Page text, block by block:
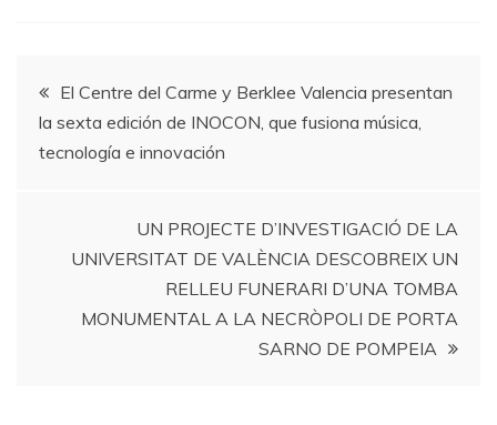
Navegación
de
El Centre del Carme y Berklee Valencia presentan
la sexta edición de INOCON, que fusiona música,
tecnología e innovación
UN PROJECTE D’INVESTIGACIÓ DE LA
UNIVERSITAT DE VALÈNCIA DESCOBREIX UN
RELLEU FUNERARI D’UNA TOMBA
MONUMENTAL A LA NECRÒPOLI DE PORTA
SARNO DE POMPEIA